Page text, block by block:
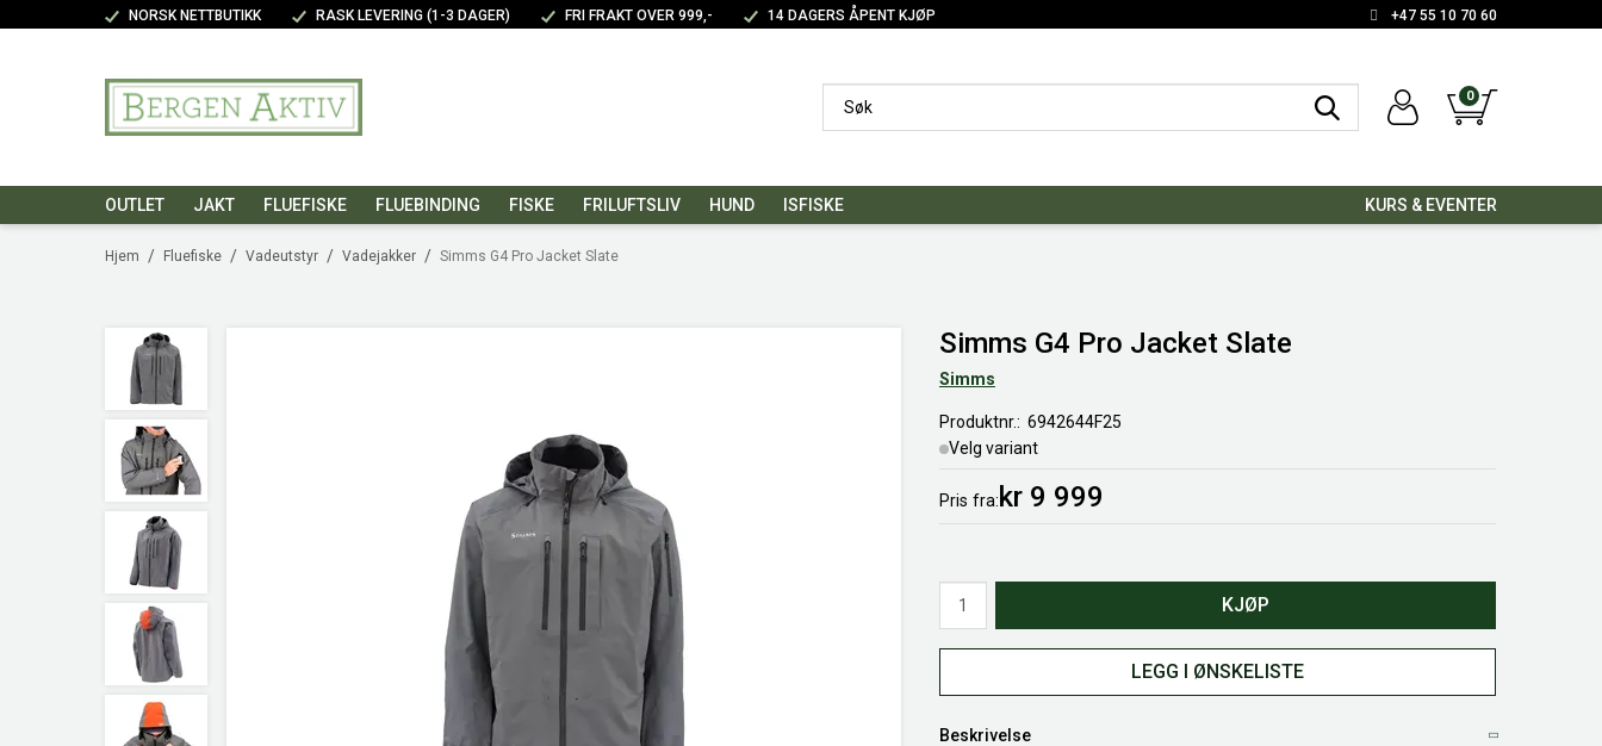
NORSK NETTBUTIKK RASK LEVERING (1-3 DAGER) FRI FRAKT OVER 999,- 14 DAGERS ÅPENT KJØP +47 55 10 70 60
0
OUTLET JAKT FLUEFISKE FLUEBINDING FISKE FRILUFTSLIV HUND ISFISKE KURS & EVENTER
/
Hjem /
Fluefiske /
Vadeutstyr /
Vadejakker Simms G4 Pro Jacket Slate
Simms G4 Pro Jacket Slate
Simms
Produktnr.
6942644F25
Velg variant
Pris fra kr 9 999
KJØP
LEGG I ØNSKELISTE
Beskrivelse